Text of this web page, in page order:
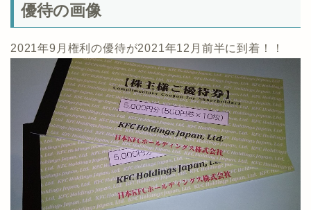
優待の画像
2021年9月権利の優待が2021年12月前半に到着！！